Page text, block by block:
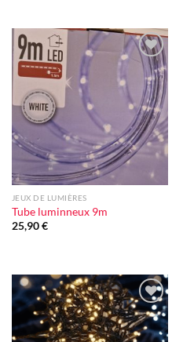
Ajouter
à la liste
d'envie
JEUX DE LUMIÈRES
Tube luminneux 9m
25,90€
Ajouter
à la liste
d'envie